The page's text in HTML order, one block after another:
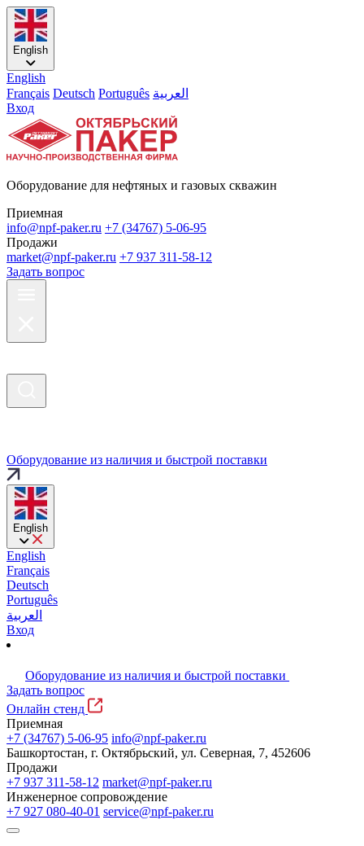
English
English
Français Deutsch Português العربية
Вход
Оборудование для нефтяных и газовых скважин
Приемная
info@npf-paker.ru +7 (34767) 5-06-95
Продажи
market@npf-paker.ru +7 937 311-58-12
Задать вопрос
Оборудование из наличия и быстрой поставки
English
English
Français
Deutsch
Português
العربية
Вход
Оборудование из наличия и быстрой поставки
Задать вопрос
Онлайн стенд
Приемная
+7 (34767) 5-06-95 info@npf-paker.ru
Башкортостан, г. Октябрьский, ул. Северная, 7, 452606
Продажи
+7 937 311-58-12 market@npf-paker.ru
Инженерное сопровождение
+7 927 080-40-01 service@npf-paker.ru